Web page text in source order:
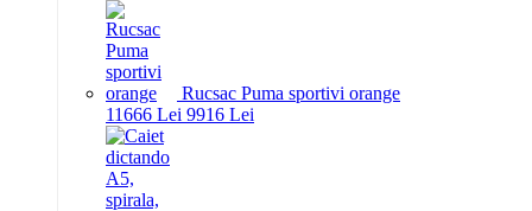
Rucsac Puma sportivi orange
11666 Lei 9916 Lei